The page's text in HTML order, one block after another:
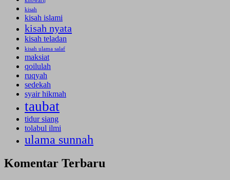
kisah
kisah islami
kisah nyata
kisah teladan
kisah ulama salaf
maksiat
qoilulah
ruqyah
sedekah
syair hikmah
taubat
tidur siang
tolabul ilmi
ulama sunnah
Komentar Terbaru